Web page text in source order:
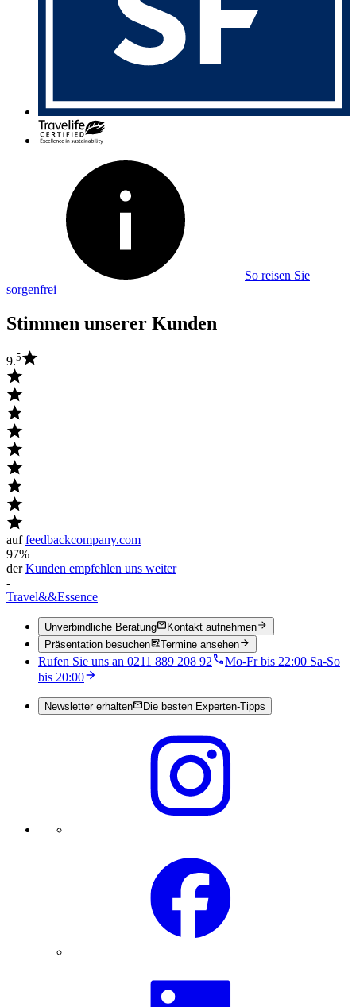
So reisen Sie
sorgenfrei
Stimmen unserer Kunden
9.5
auffeedbackcompany.com
97%
derKunden empfehlen uns weiter
-
Travel&&Essence
Unverbindliche Beratung
Kontakt aufnehmen
Präsentation besuchen
Termine ansehen
Rufen Sie uns an 0211 889 208 92
Mo-Fr bis 22:00 Sa-So
bis 20:00
Newsletter erhalten Die besten Experten-Tipps